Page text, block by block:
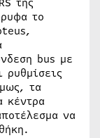
το
bus με
ρυθμίσεις
τα
κέντρα
να